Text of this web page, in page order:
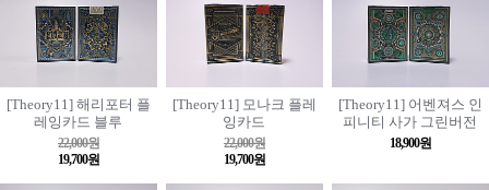
[Theory11] 해리포터 플
레잉카드 블루
22,000원
19,700원
[Theory11] 모나크 플레
잉카드
22,000원
19,700원
[Theory11] 어벤져스 인
피니티 사가 그린버전
18,900원